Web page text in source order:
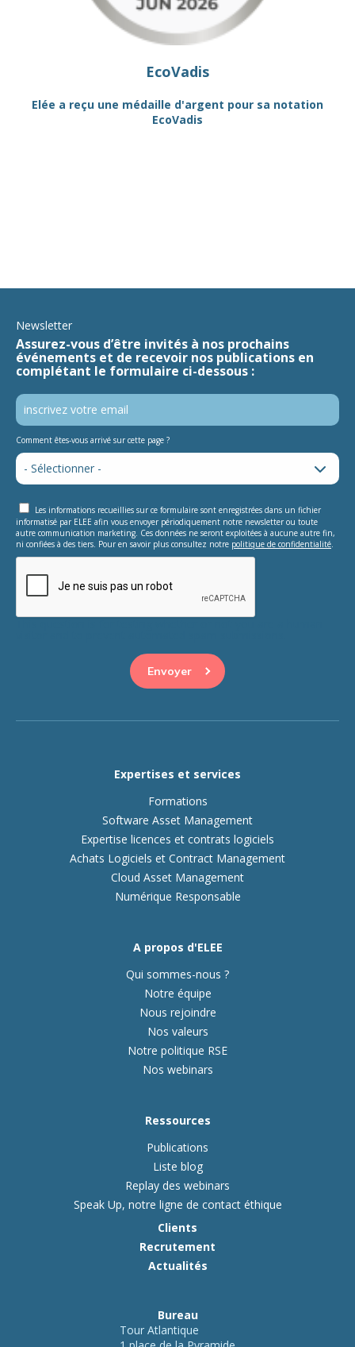
EcoVadis
Elée a reçu une médaille d'argent pour sa notation
EcoVadis
Newsletter
Assurez-vous d’être invités à nos prochains
événements et de recevoir nos publications en
complétant le formulaire ci-dessous :
Comment êtes-vous arrivé sur cette page ?
Les informations recueillies sur ce formulaire sont enregistrées dans un fichier
informatisé par ELEE afin vous envoyer périodiquement notre newsletter ou toute
autre communication marketing. Ces données ne seront exploitées à aucune autre fin,
ni confiées à des tiers. Pour en savoir plus consultez notre politique de confidentialité
Expertises et services
Formations
Software Asset Management
Expertise licences et contrats logiciels
Achats Logiciels et Contract Management
Cloud Asset Management
Numérique Responsable
A propos d'ELEE
Qui sommes-nous ?
Notre équipe
Nous rejoindre
Nos valeurs
Notre politique RSE
Nos webinars
Ressources
Publications
Liste blog
Replay des webinars
Speak Up, notre ligne de contact éthique
Clients
Recrutement
Actualités
Bureau
Tour Atlantique